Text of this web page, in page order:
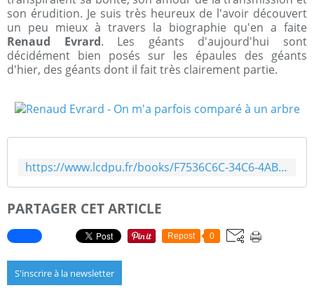
son érudition. Je suis très heureux de l'avoir découvert
un peu mieux à travers la biographie qu'en a faite
Renaud Evrard. Les géants d'aujourd'hui sont
décidément bien posés sur les épaules des géants
d'hier, des géants dont il fait très clairement partie.
https://www.lcdpu.fr/books/F7536C6C-34C6-4AB8-86DF-1D9B408B9408
PARTAGER CET ARTICLE
Repost 0
S'inscrire à la newsletter